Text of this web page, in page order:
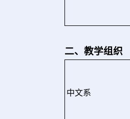
二、教学组织
中文系